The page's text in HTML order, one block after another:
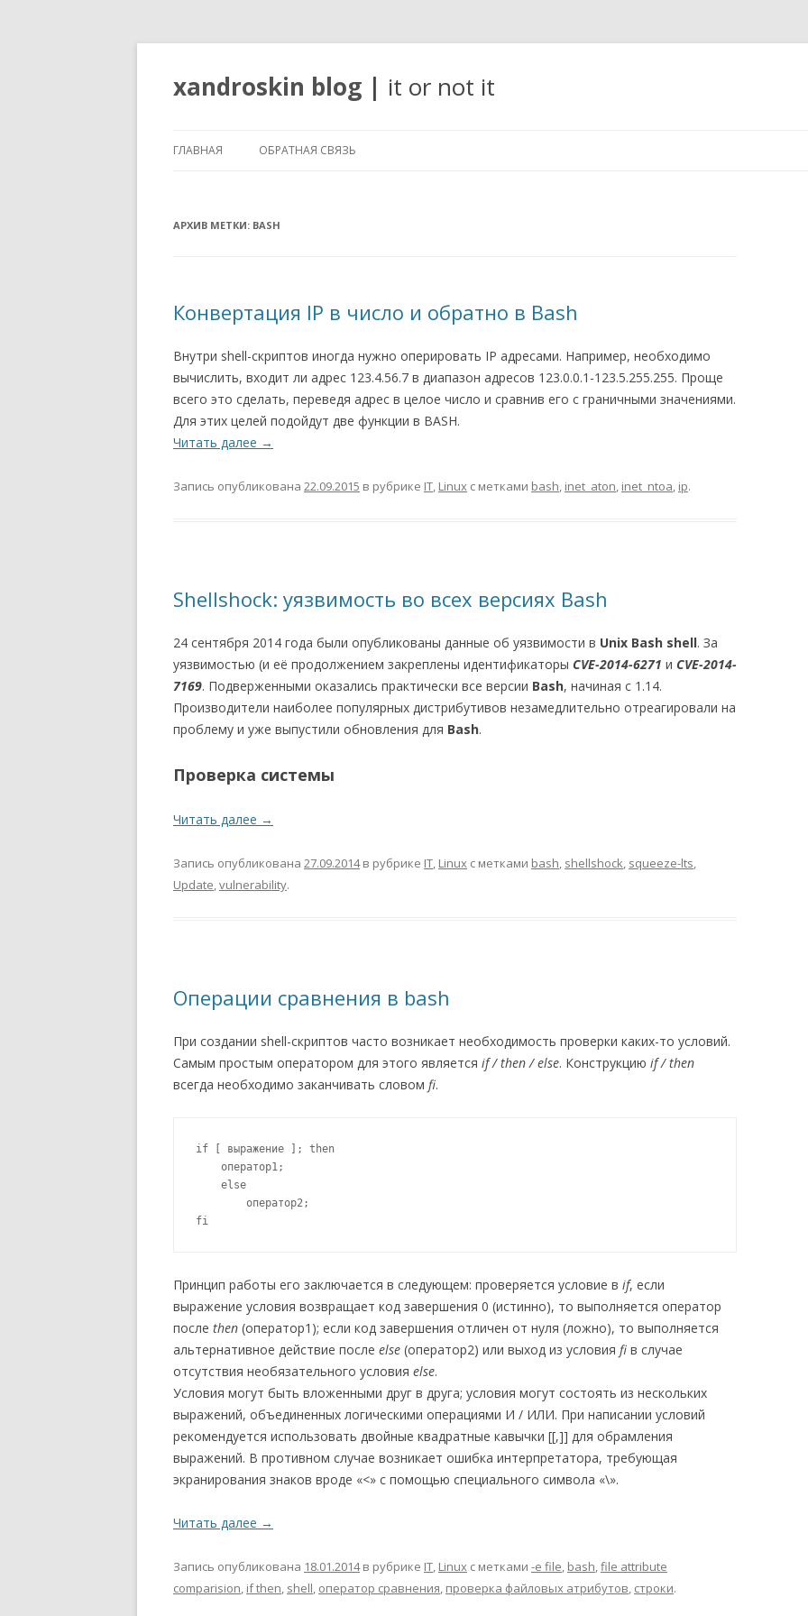
xandroskin blog | it or not it
ГЛАВНАЯ ОБРАТНАЯ СВЯЗЬ
АРХИВ МЕТКИ: BASH
Конвертация IP в число и обратно в Bash
Внутри shell-скриптов иногда нужно оперировать IP адресами. Например, необходимо
вычислить, входит ли адрес 123.4.56.7 в диапазон адресов 123.0.0.1-123.5.255.255. Проще
всего это сделать, переведя адрес в целое число и сравнив его с граничными значениями.
Для этих целей подойдут две функции в BASH.
Читать далее →
Запись опубликована 22.09.2015 в рубрике IT, Linux с метками bash, inet_aton, inet_ntoa, ip.
Shellshock: уязвимость во всех версиях Bash
24 сентября 2014 года были опубликованы данные об уязвимости в Unix Bash shell. За
уязвимостью (и её продолжением закреплены идентификаторы CVE-2014-6271 и CVE-2014-
7169. Подверженными оказались практически все версии Bash, начиная с 1.14.
Производители наиболее популярных дистрибутивов незамедлительно отреагировали на
проблему и уже выпустили обновления для Bash.
Проверка системы
Читать далее →
Запись опубликована 27.09.2014в рубрике IT, Linux с метками bash, shellshock, squeeze-lts,
Update,vulnerability.
Операции сравнения в bash
При создании shell-скриптов часто возникает необходимость проверки каких-то условий.
Самым простым оператором для этого является if / then / else. Конструкцию if / then
всегда необходимо заканчивать словом fi.
if [ выражение ]; then
    оператор1;
    else
        оператор2;
fi
Принцип работы его заключается в следующем: проверяется условие в if, если
выражение условия возвращает код завершения 0 (истинно), то выполняется оператор
после then (оператор1); если код завершения отличен от нуля (ложно), то выполняется
альтернативное действие после else (оператор2) или выход из условия fi в случае
отсутствия необязательного условия else.
Условия могут быть вложенными друг в друга; условия могут состоять из нескольких
выражений, объединенных логическими операциями И / ИЛИ. При написании условий
рекомендуется использовать двойные квадратные кавычки [[,]] для обрамления
выражений. В противном случае возникает ошибка интерпретатора, требующая
экранирования знаков вроде «<» с помощью специального символа «\».
Читать далее →
Запись опубликована 18.01.2014в рубрике IT, Linux с метками -e file, bash,file attribute
comparision, if then, shell, оператор сравнения, проверка файловых атрибутов, строки.